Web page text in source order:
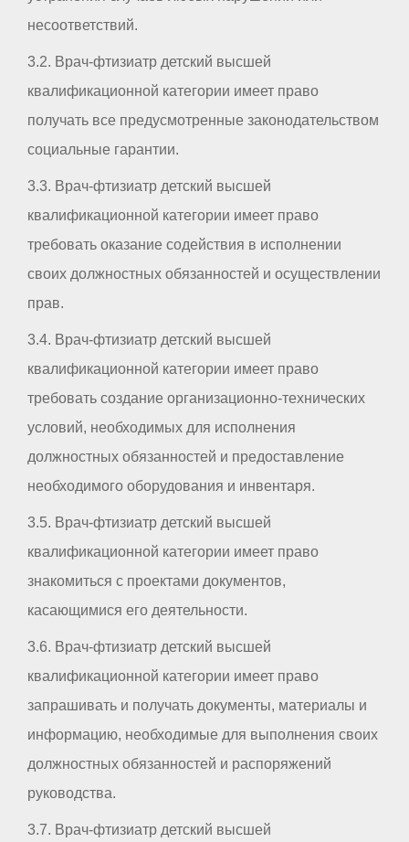
несоответствий.
3.2. Врач-фтизиатр детский высшей
квалификационной категории имеет право
получать все предусмотренные законодательством
социальные гарантии.
3.3. Врач-фтизиатр детский высшей
квалификационной категории имеет право
требовать оказание содействия в исполнении
своих должностных обязанностей и осуществлении
прав.
3.4. Врач-фтизиатр детский высшей
квалификационной категории имеет право
требовать создание организационно-технических
условий, необходимых для исполнения
должностных обязанностей и предоставление
необходимого оборудования и инвентаря.
3.5. Врач-фтизиатр детский высшей
квалификационной категории имеет право
знакомиться с проектами документов,
касающимися его деятельности.
3.6. Врач-фтизиатр детский высшей
квалификационной категории имеет право
запрашивать и получать документы, материалы и
информацию, необходимые для выполнения своих
должностных обязанностей и распоряжений
руководства.
3.7. Врач-фтизиатр детский высшей